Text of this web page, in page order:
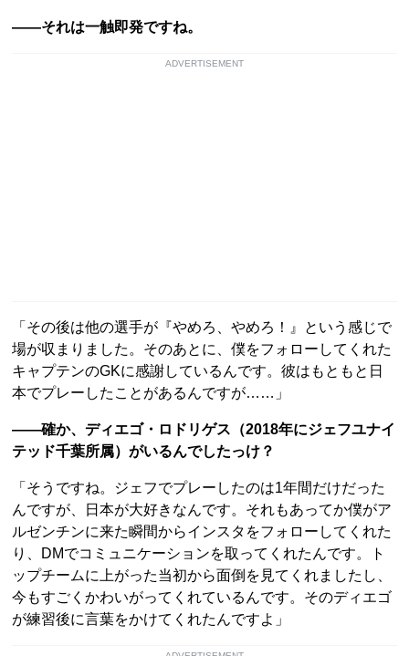
――それは一触即発ですね。
ADVERTISEMENT
「その後は他の選手が『やめろ、やめろ！』という感じで
場が収まりました。そのあとに、僕をフォローしてくれた
キャプテンのGKに感謝しているんです。彼はもともと日
本でプレーしたことがあるんですが……」
――確か、ディエゴ・ロドリゲス（2018年にジェフユナイ
テッド千葉所属）がいるんでしたっけ？
「そうですね。ジェフでプレーしたのは1年間だけだった
んですが、日本が大好きなんです。それもあってか僕がア
ルゼンチンに来た瞬間からインスタをフォローしてくれた
り、DMでコミュニケーションを取ってくれたんです。ト
ップチームに上がった当初から面倒を見てくれましたし、
今もすごくかわいがってくれているんです。そのディエゴ
が練習後に言葉をかけてくれたんですよ」